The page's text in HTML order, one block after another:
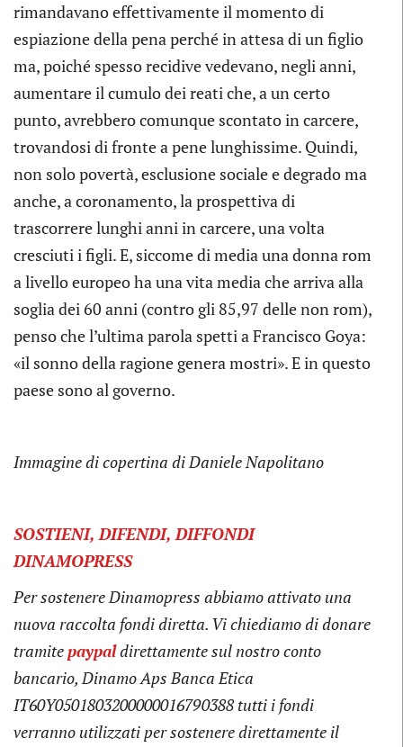
rimandavano effettivamente il momento di
espiazione della pena perché in attesa di un figlio
ma, poiché spesso recidive vedevano, negli anni,
aumentare il cumulo dei reati che, a un certo
punto, avrebbero comunque scontato in carcere,
trovandosi di fronte a pene lunghissime. Quindi,
non solo povertà, esclusione sociale e degrado ma
anche, a coronamento, la prospettiva di
trascorrere lunghi anni in carcere, una volta
cresciuti i figli. E, siccome di media una donna rom
a livello europeo ha una vita media che arriva alla
soglia dei 60 anni (contro gli 85,97 delle non rom),
penso che l’ultima parola spetti a Francisco Goya:
«il sonno della ragione genera mostri». E in questo
paese sono al governo.
Immagine di copertina di Daniele Napolitano
SOSTIENI, DIFENDI, DIFFONDI
DINAMOPRESS
Per sostenere Dinamopress abbiamo attivato una
nuova raccolta fondi diretta. Vi chiediamo di donare
tramitepaypaldirettamente sul nostro conto
bancario, Dinamo Aps Banca Etica
IT60Y0501803200000016790388 tutti i fondi
verranno utilizzati per sostenere direttamente il